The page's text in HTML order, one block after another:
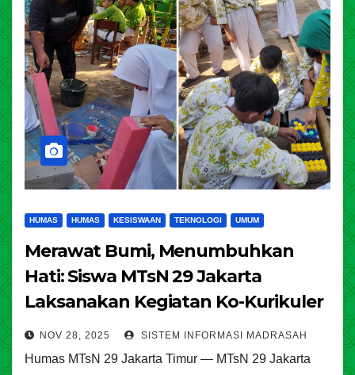
HUMAS HUMAS KESISWAAN TEKNOLOGI UMUM
Merawat Bumi, Menumbuhkan
Hati: Siswa MTsN 29 Jakarta
Laksanakan Kegiatan Ko-Kurikuler
Ekoteologi
NOV 28, 2025 SISTEM INFORMASI MADRASAH
Humas MTsN 29 Jakarta Timur — MTsN 29 Jakarta